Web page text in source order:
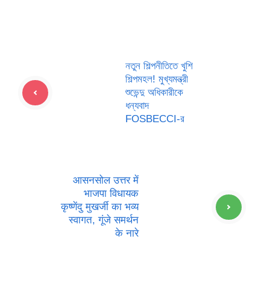
নতুন শিল্পনীতিতে খুশি
শিল্পমহল! মুখ্যমন্ত্রী
শুভেন্দু অধিকারীকে
ধন্যবাদ
FOSBECCI-র
आसनसोल उत्तर में
भाजपा विधायक
कृष्णेंदु मुखर्जी का भव्य
स्वागत, गूंजे समर्थन
के नारे